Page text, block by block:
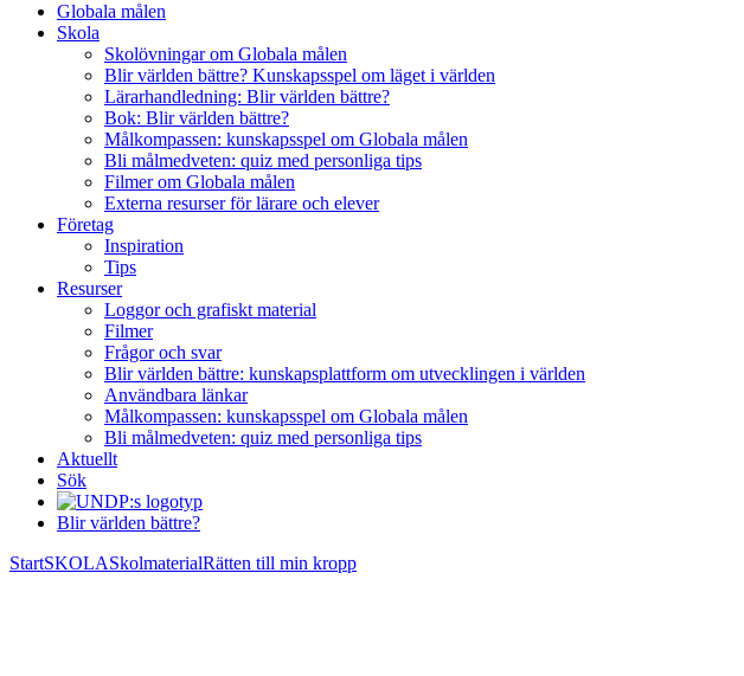
Globala målen
Skola
Skolövningar om Globala målen
Blir världen bättre? Kunskapsspel om läget i världen
Lärarhandledning: Blir världen bättre?
Bok: Blir världen bättre?
Målkompassen: kunskapsspel om Globala målen
Bli målmedveten: quiz med personliga tips
Filmer om Globala målen
Externa resurser för lärare och elever
Företag
Inspiration
Tips
Resurser
Loggor och grafiskt material
Filmer
Frågor och svar
Blir världen bättre: kunskapsplattform om utvecklingen i världen
Användbara länkar
Målkompassen: kunskapsspel om Globala målen
Bli målmedveten: quiz med personliga tips
Aktuellt
Sök
Blir världen bättre?
StartSKOLASkolmaterialRätten till min kropp